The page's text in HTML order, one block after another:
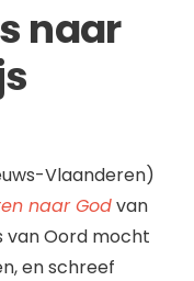
naar
Vlaanderen)
naar Godvan
van Oord mocht
en schreef